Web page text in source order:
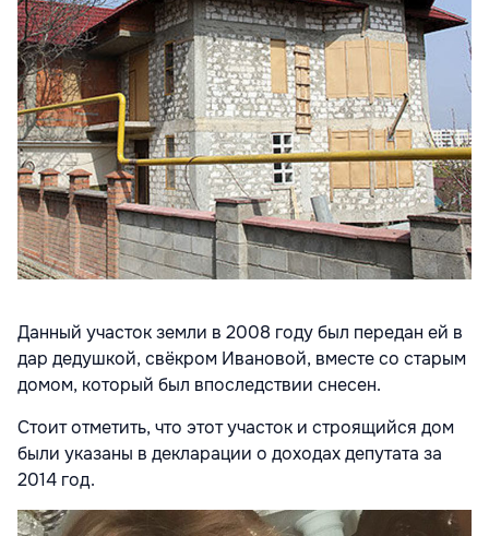
Данный участок земли в 2008 году был передан ей в
дар дедушкой, свёкром Ивановой, вместе со старым
домом, который был впоследствии снесен.
Стоит отметить, что этот участок и строящийся дом
были указаны в декларации о доходах депутата за
2014 год.